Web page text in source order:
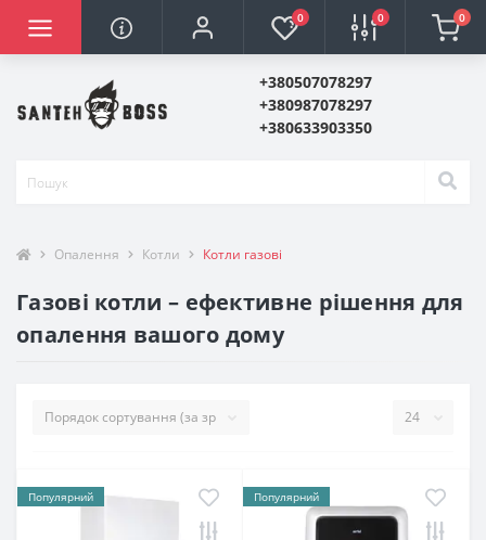
0 0 0
+380507078297
+380987078297
+380633903350
Опалення Котли Котли газові
Газові котли – ефективне рішення для
опалення вашого дому
Популярний Популярний